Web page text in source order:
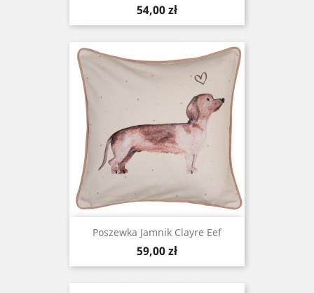
Cena
54,00 zł
Poszewka Jamnik Clayre Eef
Cena
59,00 zł